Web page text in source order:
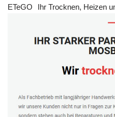
ETeGO Ihr Trocknen, Heizen